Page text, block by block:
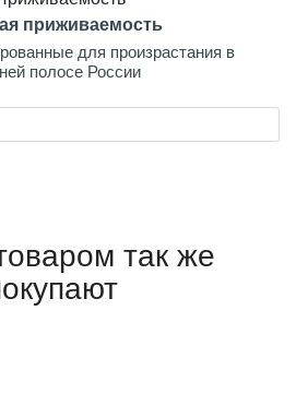
приживаемость
для произрастания в
полосе России
так же